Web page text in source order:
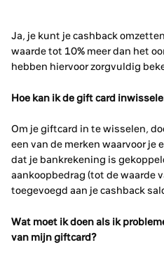
Ja, je kunt je cashback
waarde tot 10% meer dan het
hebben hiervoor zorgvuldig
Hoe kan ik de gift card
Om je giftcard in te wisselen,
een van de merken waarvoor je
dat je bankrekening is
aankoopbedrag (tot de waarde
toegevoegd aan je cashback
Wat moet ik doen als ik
van mijn giftcard?